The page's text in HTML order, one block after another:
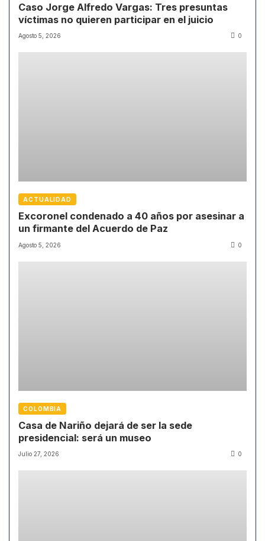
Caso Jorge Alfredo Vargas: Tres presuntas
víctimas no quieren participar en el juicio
Agosto 5, 2026 0
ACTUALIDAD
Excoronel condenado a 40 años por asesinar a
un firmante del Acuerdo de Paz
Agosto 5, 2026 0
COLOMBIA
Casa de Nariño dejará de ser la sede
presidencial: será un museo
Julio 27, 2026 0